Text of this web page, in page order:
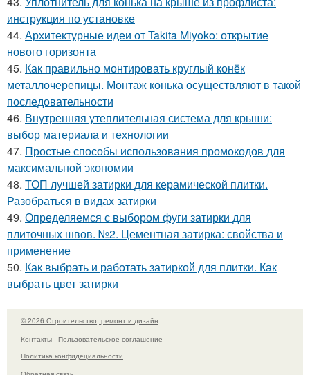
инструкция по установке
44. Архитектурные идеи от Takita Miyoko: открытие
нового горизонта
45. Как правильно монтировать круглый конёк
металлочерепицы. Монтаж конька осуществляют в такой
последовательности
46. Внутренняя утеплительная система для крыши:
выбор материала и технологии
47. Простые способы использования промокодов для
максимальной экономии
48. ТОП лучшей затирки для керамической плитки.
Разобраться в видах затирки
49. Определяемся с выбором фуги затирки для
плиточных швов. №2. Цементная затирка: свойства и
применение
50. Как выбрать и работать затиркой для плитки. Как
выбрать цвет затирки
© 2026 Строительство, ремонт и дизайн
Контакты
Пользовательское соглашение
Политика конфидециальности